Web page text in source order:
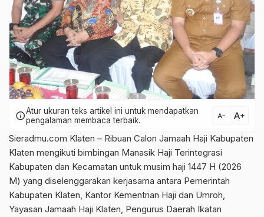
infoAtur ukuran teks artikel ini untuk mendapatkan
pengalaman membaca terbaik.
text_decrease text_increase
Sieradmu.com Klaten – Ribuan Calon Jamaah Haji Kabupaten
Klaten mengikuti bimbingan Manasik Haji Terintegrasi
Kabupaten dan Kecamatan untuk musim haji 1447 H (2026
M) yang diselenggarakan kerjasama antara Pemerintah
Kabupaten Klaten, Kantor Kementrian Haji dan Umroh,
Yayasan Jamaah Haji Klaten, Pengurus Daerah Ikatan